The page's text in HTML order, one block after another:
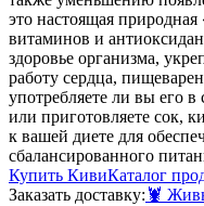
это настоящая
витаминов и
здоровье организма,
работу сердца,
употребляете ли вы его в
или приготовляете сок,
к вашей диете для
сбалансированного
Купить КивиКаталог
Заказать доставку: 🦞